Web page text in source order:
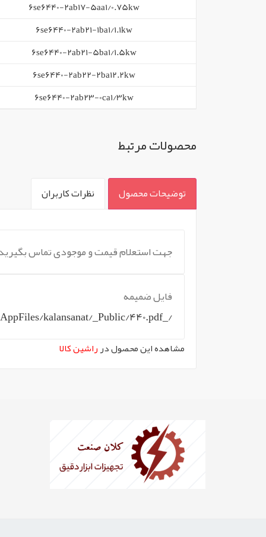
6se6440-2ab17-5aa1/0.75kw
6se6440-2ab21-1ba1/1.1kw
6se6440-2ab21-5ba1/1.5kw
6se6440-2ab22-2ba12.2kw
6se6440-2ab23-0ca1/3kw
محصولات مرتبط
توضیحات محصول نظرات کاربران
جهت استعلام قیمت و موجودی تماس
فایل ضمیمه
/_WebAppFiles/kalansanat/_Public/440.pdf
مشاهده این محصول درراشین کالا